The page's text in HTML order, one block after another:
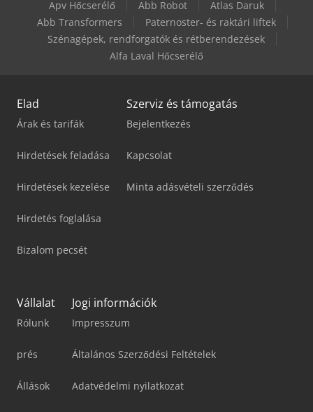
Apv Hőcserélő Abb Robot
Atlas Daruk
Abb Transformers
Paternoster- és raktári liftek
Szénagépek, rendforgatók és rétberendezések
Alfa Laval Hőcserélő
Elad
Árak és tarifák
Hirdetések feladása
Hirdetések kezelése
Hirdetés foglalása
Bizalom pecsét
Szerviz és támogatás
Bejelentkezés
Kapcsolat
Minta adásvételi szerződés
Vállalat
Rólunk
prés
Állások
Jogi információk
Impresszum
Általános Szerződési Feltételek
Adatvédelmi nyilatkozat